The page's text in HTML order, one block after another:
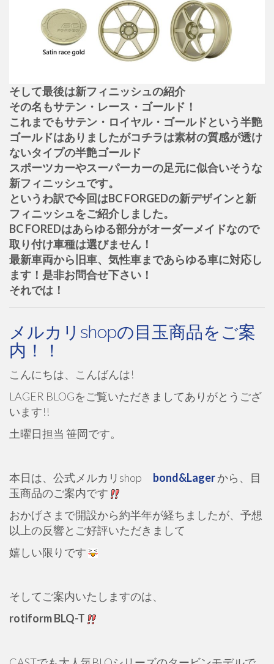
そして最後は新フィニッシュの紹介
その名もサテン・レース・ゴールド！
これまでもサテン・ロイヤル・ゴールドという半艶
ゴールドはありましたがコチラは素材の質感が透け
ないタイプの半艶ゴールド
スポーツカーやスーパーカーの足元に似合いそうな
新フィニッシュです。
というわ訳で今回はBC FORGEDの新デザインと新
フィニッシュをご紹介しました。
BC FOREDはあらゆる部分がオーダーメイドなので
取り付け車種は選びません！
最新車両から旧車、気性車まであらゆる車に対応し
ます！是非お問合せ下さい！
それでは！
メルカリshopの目玉商品をご案
内！！
こんにちは、こんばんは!
LAGER BLOGをご覧いただきましてありがとうござ
います!!
土曜日担当 笹岡です。
本日は、公式メルカリshop bond&Lagerから、目
玉商品のご案内です
おかげさまで開設から約半年が経ちましたが、予想
以上の反響とご好評いただきまして
嬉しい限りです
そしてご案内いたしますのは、
rotiform BLQ-T